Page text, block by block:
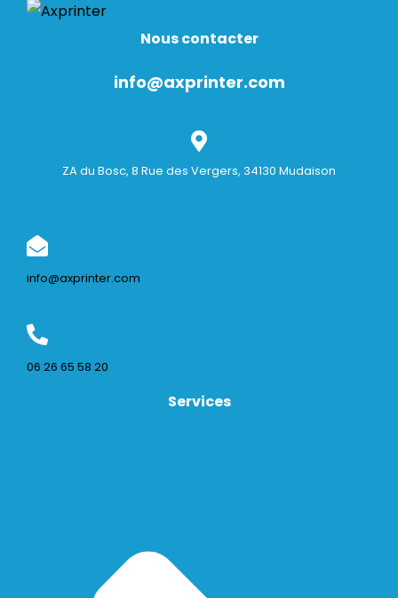
Nous contacter
info@axprinter.com
ZA du Bosc, 8 Rue des Vergers, 34130 Mudaison
info@axprinter.com
06 26 65 58 20
Services